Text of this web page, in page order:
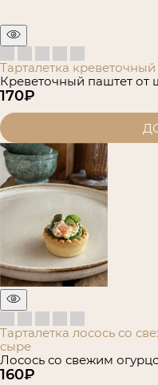
Тарталетка
Креветочный паштет от
170₽
Тарталетка лосось со
сыре
Лосось со свежим
160₽